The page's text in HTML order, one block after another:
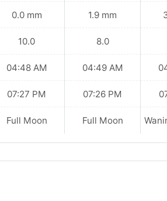
0.0 mm
10.0
04:48 AM
07:27 PM
Full Moon
1.9 mm
8.0
04:49 AM
07:26 PM
Full Moon